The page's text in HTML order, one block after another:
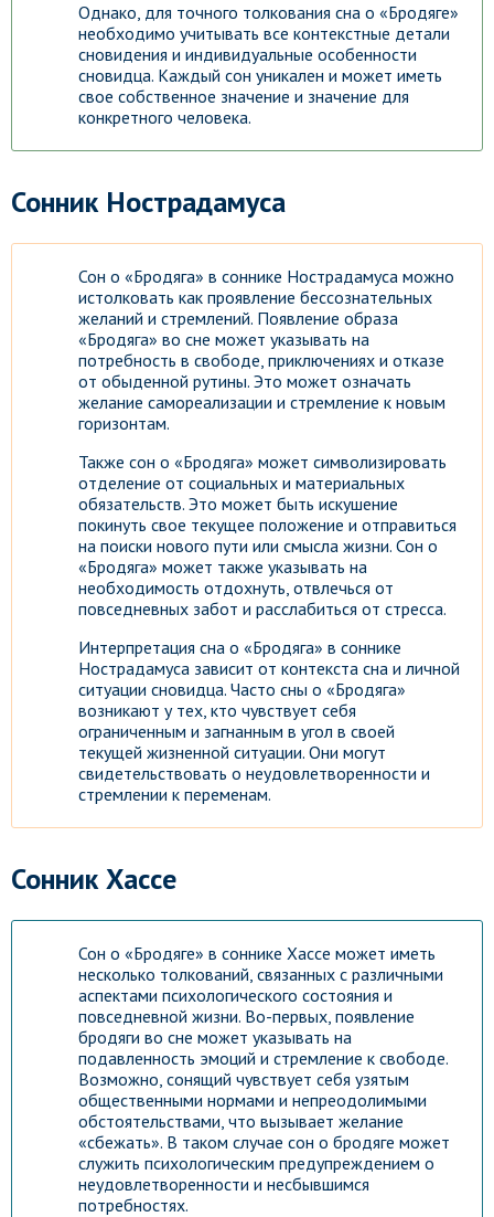
Однако, для точного толкования сна о «Бродяге»
необходимо учитывать все контекстные детали
сновидения и индивидуальные особенности
сновидца. Каждый сон уникален и может иметь
свое собственное значение и значение для
конкретного человека.
Сонник Нострадамуса
Сон о «Бродяга» в соннике Нострадамуса можно
истолковать как проявление бессознательных
желаний и стремлений. Появление образа
«Бродяга» во сне может указывать на
потребность в свободе, приключениях и отказе
от обыденной рутины. Это может означать
желание самореализации и стремление к новым
горизонтам.
Также сон о «Бродяга» может символизировать
отделение от социальных и материальных
обязательств. Это может быть искушение
покинуть свое текущее положение и отправиться
на поиски нового пути или смысла жизни. Сон о
«Бродяга» может также указывать на
необходимость отдохнуть, отвлечься от
повседневных забот и расслабиться от стресса.
Интерпретация сна о «Бродяга» в соннике
Нострадамуса зависит от контекста сна и личной
ситуации сновидца. Часто сны о «Бродяга»
возникают у тех, кто чувствует себя
ограниченным и загнанным в угол в своей
текущей жизненной ситуации. Они могут
свидетельствовать о неудовлетворенности и
стремлении к переменам.
Сонник Хассе
Сон о «Бродяге» в соннике Хассе может иметь
несколько толкований, связанных с различными
аспектами психологического состояния и
повседневной жизни. Во-первых, появление
бродяги во сне может указывать на
подавленность эмоций и стремление к свободе.
Возможно, сонящий чувствует себя узятым
общественными нормами и непреодолимыми
обстоятельствами, что вызывает желание
«сбежать». В таком случае сон о бродяге может
служить психологическим предупреждением о
неудовлетворенности и несбывшимся
потребностях.